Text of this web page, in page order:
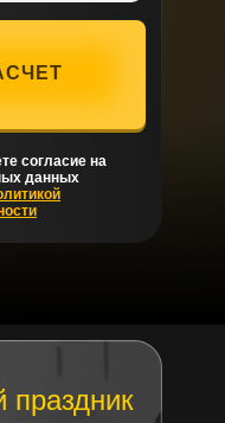
согласие на
данных
праздник